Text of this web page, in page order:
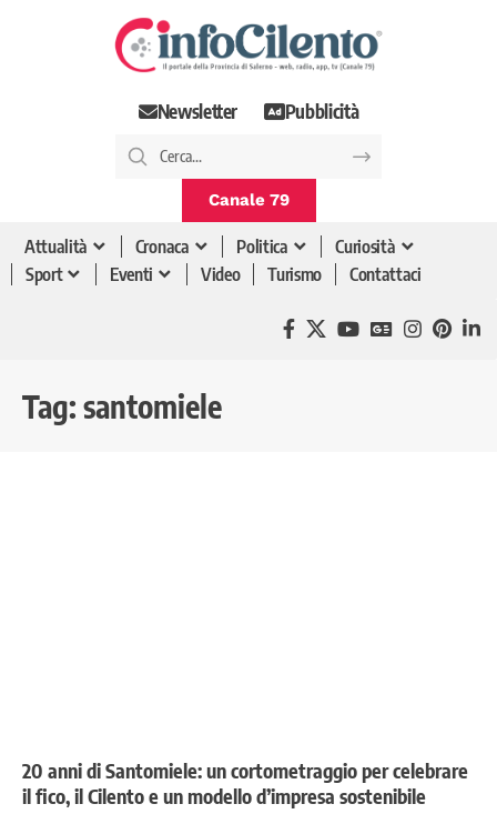
Newsletter Pubblicità
Canale 79
Attualità Cronaca Politica
Curiosità
Sport
Eventi Video Turismo Contattaci
Tag: santomiele
20 anni di Santomiele: un cortometraggio per celebrare
il fico, il Cilento e un modello d’impresa sostenibile